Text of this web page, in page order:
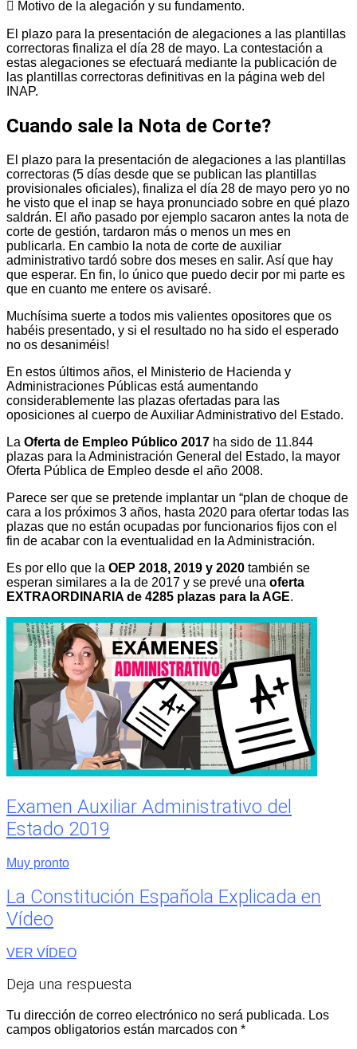
 Motivo de la alegación y su fundamento.
El plazo para la presentación de alegaciones a las plantillas
correctoras finaliza el día 28 de mayo. La contestación a
estas alegaciones se efectuará mediante la publicación de
las plantillas correctoras definitivas en la página web del
INAP.
Cuando sale la Nota de Corte?
El plazo para la presentación de alegaciones a las plantillas
correctoras (5 días desde que se publican las plantillas
provisionales oficiales), finaliza el día 28 de mayo pero yo no
he visto que el inap se haya pronunciado sobre en qué plazo
saldrán. El año pasado por ejemplo sacaron antes la nota de
corte de gestión, tardaron más o menos un mes en
publicarla. En cambio la nota de corte de auxiliar
administrativo tardó sobre dos meses en salir. Así que hay
que esperar. En fin, lo único que puedo decir por mi parte es
que en cuanto me entere os avisaré.
Muchísima suerte a todos mis valientes opositores que os
habéis presentado, y si el resultado no ha sido el esperado
no os desaniméis!
En estos últimos años, el Ministerio de Hacienda y
Administraciones Públicas está aumentando
considerablemente las plazas ofertadas para las
oposiciones al cuerpo de Auxiliar Administrativo del Estado.
La Oferta de Empleo Público 2017 ha sido de 11.844
plazas para la Administración General del Estado, la mayor
Oferta Pública de Empleo desde el año 2008. ​
Parece ser que se pretende implantar un “plan de choque de
cara a los próximos 3 años, hasta 2020 para ofertar todas las
plazas que no están ocupadas por funcionarios fijos con el
fin de acabar con la eventualidad en la Administración.
Es por ello que la OEP 2018, 2019 y 2020 también se
esperan similares a la de 2017 y se prevé una oferta
EXTRAORDINARIA de 4285 plazas para la AGE.
Examen Auxiliar Administrativo del
Estado 2019
Muy pronto
La Constitución Española Explicada en
Vídeo
VER VÍDEO
Deja una respuesta
Tu dirección de correo electrónico no será publicada. Los
campos obligatorios están marcados con *